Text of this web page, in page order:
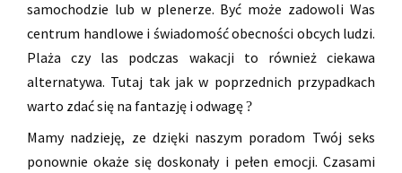
samochodzie lub w plenerze. Być może zadowoli Was
centrum handlowe i świadomość obecności obcych ludzi.
Plaża czy las podczas wakacji to również ciekawa
alternatywa. Tutaj tak jak w poprzednich przypadkach
warto zdać się na fantazję i odwagę?
Mamy nadzieję, ze dzięki naszym poradom Twój seks
ponownie okaże się doskonały i pełen emocji. Czasami